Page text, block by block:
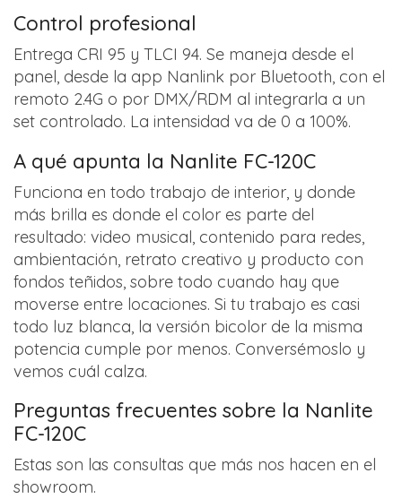
Control profesional
Entrega CRI 95 y TLCI 94. Se maneja desde el
panel, desde la app Nanlink por Bluetooth, con el
remoto 2.4G o por DMX/RDM al integrarla a un
set controlado. La intensidad va de 0 a 100%.
A qué apunta la Nanlite FC-120C
Funciona en todo trabajo de interior, y donde
más brilla es donde el color es parte del
resultado: video musical, contenido para redes,
ambientación, retrato creativo y producto con
fondos teñidos, sobre todo cuando hay que
moverse entre locaciones. Si tu trabajo es casi
todo luz blanca, la versión bicolor de la misma
potencia cumple por menos. Conversémoslo y
vemos cuál calza.
Preguntas frecuentes sobre la Nanlite
FC-120C
Estas son las consultas que más nos hacen en el
showroom.